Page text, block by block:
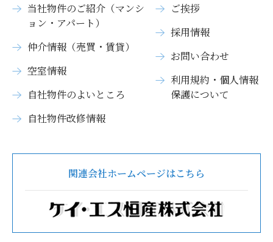
当社物件のご紹介（マンシ
ョン・アパート）
仲介情報（売買・賃貸）
空室情報
自社物件のよいところ
自社物件改修情報
ご挨拶
採用情報
お問い合わせ
利用規約・個人情報
保護について
関連会社ホームページはこちら